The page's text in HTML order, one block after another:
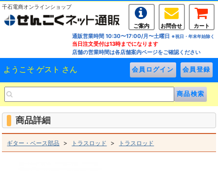
千石電商オンラインショップ
ご案内 お問合せ
カート
通販営業時間 10:30〜17:00/月〜土曜日 ※祝日・年末年始除く
当日注文受付は13時までになります
店舗の営業時間は各店舗案内ページをご確認ください
ようこそ ゲスト さん
商品詳細
ギター・ベース部品 > トラスロッド > トラスロッド